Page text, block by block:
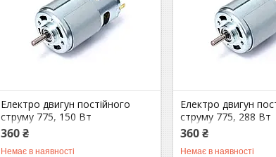
Електро двигун постійного
струму 775, 150 Вт
360 ₴
Немає в наявності
Електро двигун
струму 775, 288 Вт
360 ₴
Немає в наявності